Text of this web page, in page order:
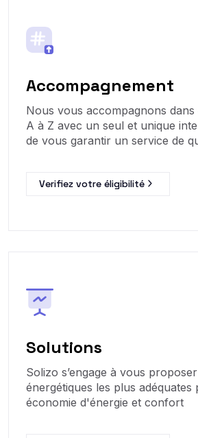
Accompagnement
Nous vous accompagnons
A à Z avec un seul et unique
de vous garantir un service de
Verifiez votre éligibilité
Solutions
Solizo s’engage à vous
énergétiques les plus adéquates
économie d'énergie et confort